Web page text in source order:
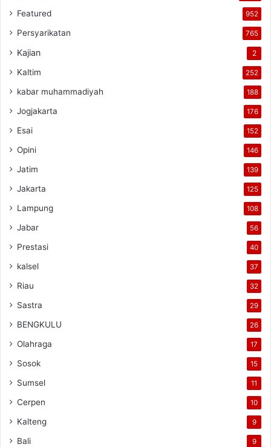
Featured 952
Persyarikatan 765
Kajian 2
Kaltim 252
kabar muhammadiyah 188
Jogjakarta 176
Esai 152
Opini 146
Jatim 139
Jakarta 125
Lampung 108
Jabar 56
Prestasi 40
kalsel 37
Riau 32
Sastra 29
BENGKULU 26
Olahraga 17
Sosok 15
Sumsel 11
Cerpen 10
Kalteng 9
Bali 9